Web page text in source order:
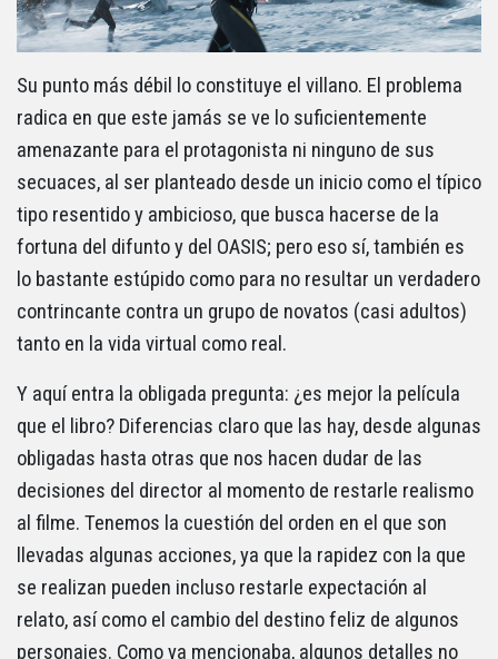
Su punto más débil lo constituye el villano. El problema
radica en que este jamás se ve lo suficientemente
amenazante para el protagonista ni ninguno de sus
secuaces, al ser planteado desde un inicio como el típico
tipo resentido y ambicioso, que busca hacerse de la
fortuna del difunto y del OASIS; pero eso sí, también es
lo bastante estúpido como para no resultar un verdadero
contrincante contra un grupo de novatos (casi adultos)
tanto en la vida virtual como real.
Y aquí entra la obligada pregunta: ¿es mejor la película
que el libro? Diferencias claro que las hay, desde algunas
obligadas hasta otras que nos hacen dudar de las
decisiones del director al momento de restarle realismo
al filme. Tenemos la cuestión del orden en el que son
llevadas algunas acciones, ya que la rapidez con la que
se realizan pueden incluso restarle expectación al
relato, así como el cambio del destino feliz de algunos
personajes. Como ya mencionaba, algunos detalles no